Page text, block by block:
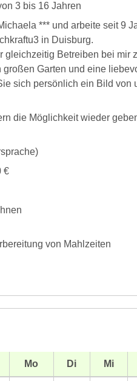
3 bis 16 Jahren
*** und arbeite seit 9
in Duisburg.
gleichzeitig Betreiben bei mir
großen Garten und eine
sich persönlich ein Bild von
die Möglichkeit wieder
€
von Mahlzeiten
Mo Di Mi